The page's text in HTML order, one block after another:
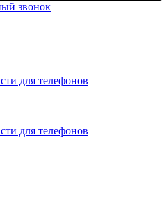
звонок
для телефонов
для телефонов